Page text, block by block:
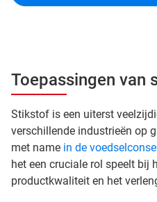
Toepassingen van
Stikstof is een uiterst
verschillende industrieën op
met name in de
het een cruciale rol speelt bij
productkwaliteit en het